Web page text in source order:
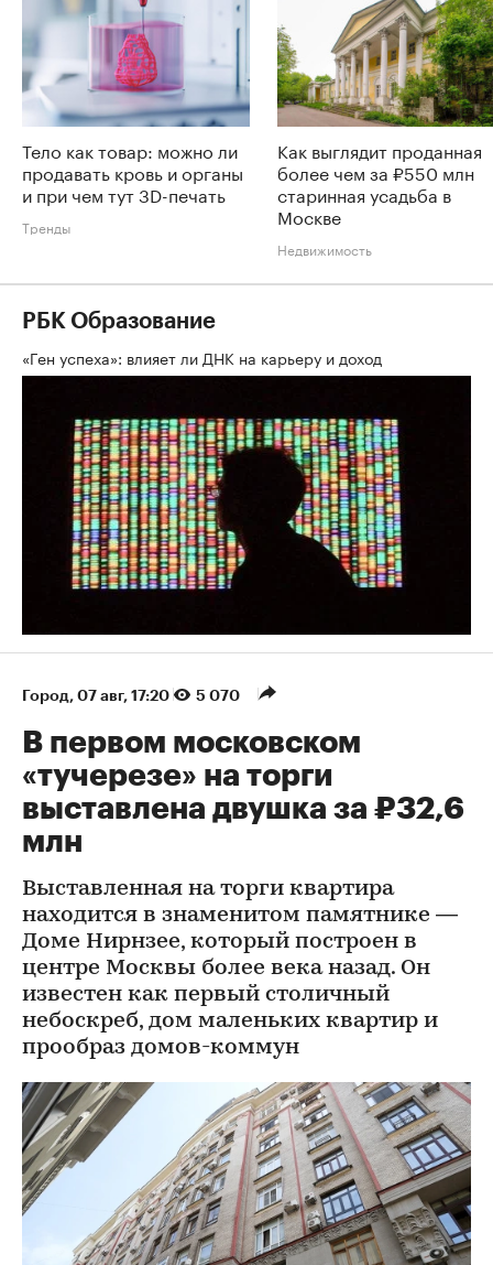
Тело как товар: можно ли
продавать кровь и органы
и при чем тут 3D-печать
Тренды
Как выглядит проданная
более чем за ₽550 млн
старинная усадьба в
Москве
Недвижимость
РБК Образование
«Ген успеха»: влияет ли ДНК на карьеру и доход
Город 07 авг, 17:20 5 070
В первом московском
«тучерезе» на торги
выставлена двушка за ₽32,6
млн
Выставленная на торги квартира
находится в знаменитом памятнике —
Доме Нирнзее, который построен в
центре Москвы более века назад. Он
известен как первый столичный
небоскреб, дом маленьких квартир и
прообраз домов-коммун